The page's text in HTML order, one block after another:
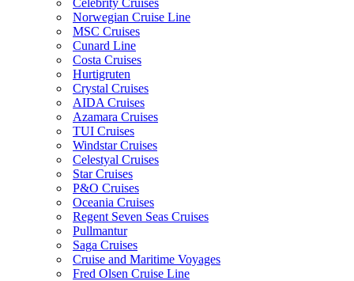
Celebrity Cruises
Norwegian Cruise Line
MSC Cruises
Cunard Line
Costa Cruises
Hurtigruten
Crystal Cruises
AIDA Cruises
Azamara Cruises
TUI Cruises
Windstar Cruises
Celestyal Cruises
Star Cruises
P&O Cruises
Oceania Cruises
Regent Seven Seas Cruises
Pullmantur
Saga Cruises
Cruise and Maritime Voyages
Fred Olsen Cruise Line